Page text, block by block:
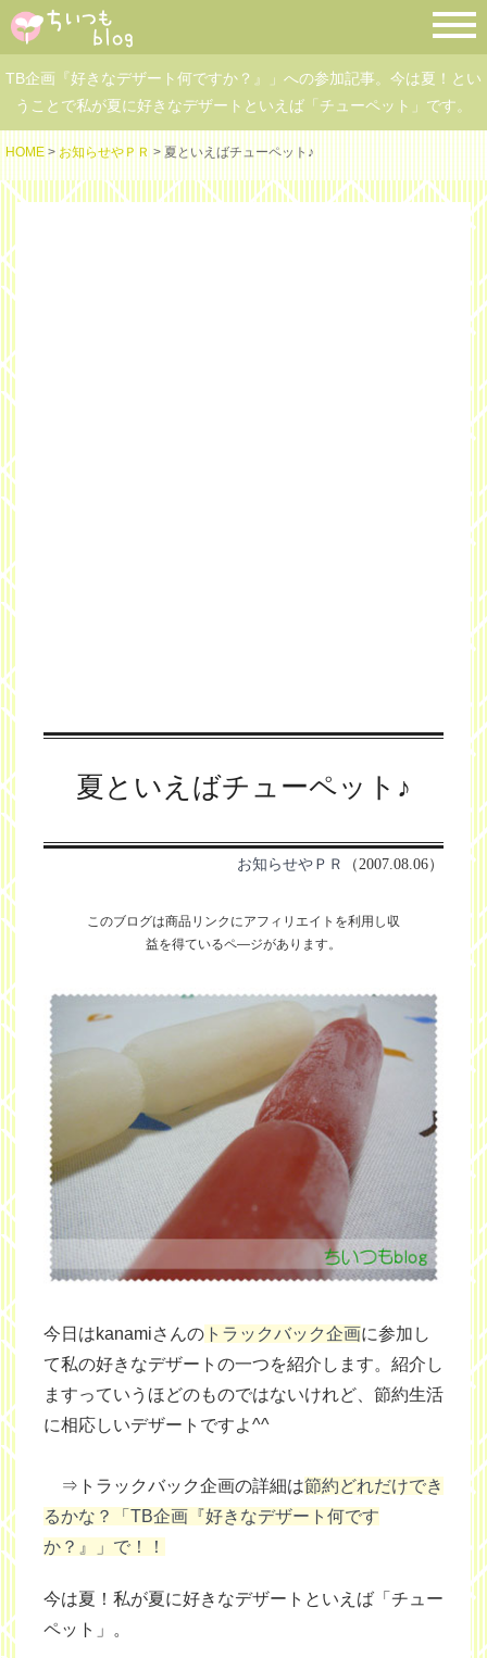
TB企画『好きなデザート何ですか？』」への参加記事。今は夏！とい
うことで私が夏に好きなデザートといえば「チューペット」です。
HOME > お知らせやＰＲ > 夏といえばチューペット♪
夏といえばチューペット♪
お知らせやＰＲ （2007.08.06）
このブログは商品リンクにアフィリエイトを利用し収
益を得ているペ―ジがあります。
今日はkanamiさんの トラックバック企画に参加し
て私の好きなデザートの一つを紹介します。紹介し
ますっていうほどのものではないけれど、節約生活
に相応しいデザートですよ^^
⇒トラックバック企画の詳細は節約どれだけでき
るかな？「TB企画『好きなデザート何です
か？』」で！！
今は夏！私が夏に好きなデザートといえば「チュー
ペット」。